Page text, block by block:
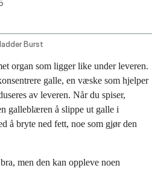
Burst
organ som ligger like under leveren.
galle, en væske som hjelper
av leveren. Når du spiser,
galleblæren å slippe ut galle i
å bryte ned fett, noe som gjør den
men den kan oppleve noen